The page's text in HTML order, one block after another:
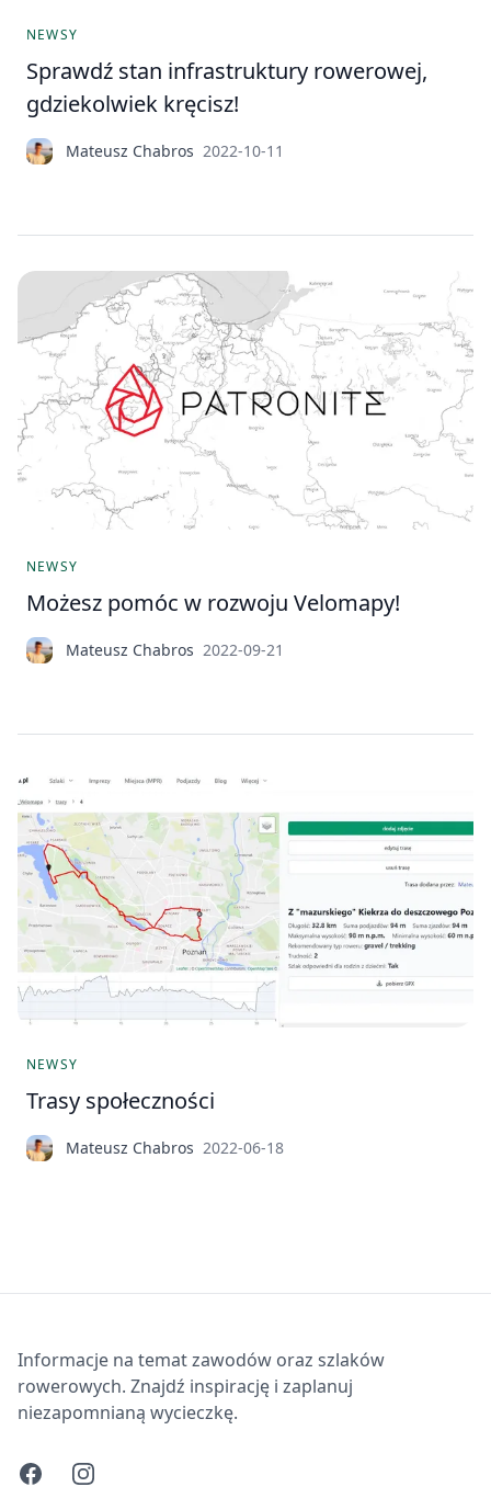
NEWSY
Sprawdź stan infrastruktury rowerowej,
gdziekolwiek kręcisz!
Mateusz Chabros 2022-10-11
NEWSY
Możesz pomóc w rozwoju Velomapy!
Mateusz Chabros 2022-09-21
NEWSY
Trasy społeczności
Mateusz Chabros 2022-06-18
Informacje na temat zawodów oraz szlaków
rowerowych. Znajdź inspirację i zaplanuj
niezapomnianą wycieczkę.
FacebookInstagram